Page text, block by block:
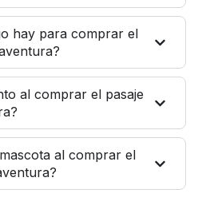
hay para comprar el
al comprar el pasaje
al comprar el